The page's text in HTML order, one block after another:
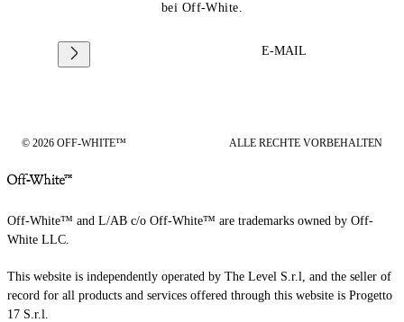
bei Off-White.
E-MAIL
© 2026 OFF-WHITE™ ALLE RECHTE VORBEHALTEN
Off-White™ and L/AB c/o Off-White™ are trademarks owned by Off-
White LLC.
This website is independently operated by The Level S.r.l, and the seller of
record for all products and services offered through this website is Progetto
17 S.r.l.